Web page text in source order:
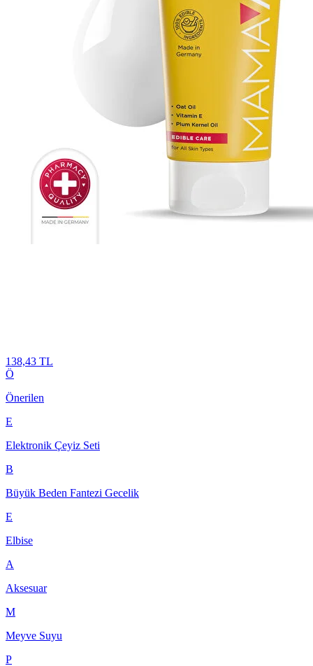
138,43 TL
Ö
Önerilen
E
Elektronik Çeyiz Seti
B
Büyük Beden Fantezi Gecelik
E
Elbise
A
Aksesuar
M
Meyve Suyu
P